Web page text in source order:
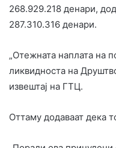
268.929.218 денари,
287.310.316 денари.
„Отежната наплата на
ликвидноста на
извештај на ГТЦ.
Оттаму додаваат дека